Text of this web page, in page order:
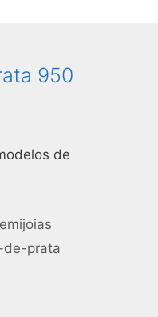
950
de
de-prata